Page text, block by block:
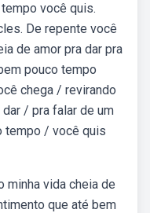
você quis.
De repente você
de amor pra dar pra
pouco tempo
chega / revirando
/ pra falar de um
tempo / você quis
minha vida cheia de
que até bem